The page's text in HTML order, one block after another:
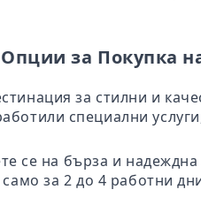
за Покупка
за стилни и
специални
се на бърза и
за 2 до 4 работни